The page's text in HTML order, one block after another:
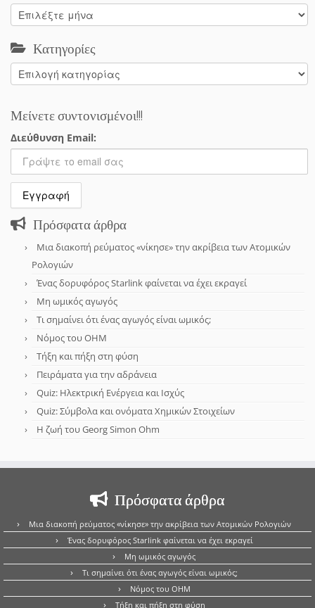
Αρχείο
Κατηγορίες
Κατηγορίες
Μείνετε συντονισμένοι!!!
Διεύθυνση Email:
Πρόσφατα άρθρα
Μια διακοπή ρεύματος «νίκησε» την ακρίβεια των Ατομικών
Ρολογιών
Ένας δορυφόρος Starlink φαίνεται να έχει εκραγεί
Μη ωμικός αγωγός
Τι σημαίνει ότι ένας αγωγός είναι ωμικός;
Νόμος του OHM
Τήξη και πήξη στη φύση
Πειράματα για την αδράνεια
Quiz: Ηλεκτρική Ενέργεια και Ισχύς
Quiz: Σύμβολα και ονόματα Χημικών Στοιχείων
Η ζωή του Georg Simon Ohm
Πρόσφατα άρθρα
Μια διακοπή ρεύματος «νίκησε» την ακρίβεια των Ατομικών Ρολογιών
Ένας δορυφόρος Starlink φαίνεται να έχει εκραγεί
Μη ωμικός αγωγός
Τι σημαίνει ότι ένας αγωγός είναι ωμικός;
Νόμος του OHM
Τήξη και πήξη στη φύση